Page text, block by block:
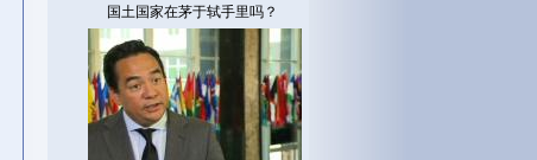
国土国家在茅于轼手里吗？